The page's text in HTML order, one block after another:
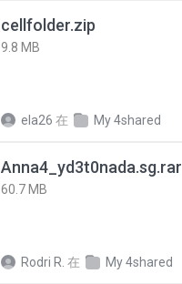
cellfolder.zip
9.8 MB
ela26 在 My 4shared
Anna4_yd3t0nada.sg.rar
60.7 MB
Rodri R. 在 My 4shared